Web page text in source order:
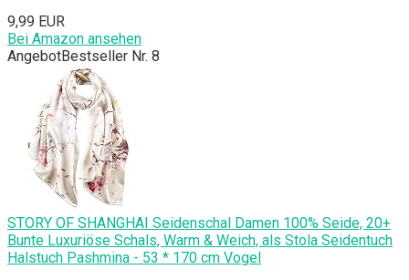
9,99 EUR
Bei Amazon ansehen
AngebotBestseller Nr. 8
STORY OF SHANGHAI Seidenschal Damen 100% Seide, 20+
Bunte Luxuriöse Schals, Warm & Weich, als Stola Seidentuch
Halstuch Pashmina - 53 * 170 cm Vogel